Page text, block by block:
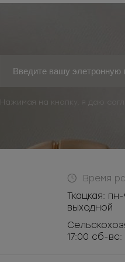
Нажимая на кнопку, я даю
Время
Ткацкая:
выходной
17:00 сб-